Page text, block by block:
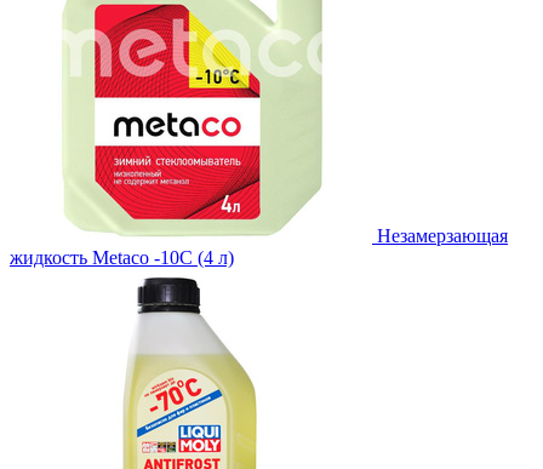
Незамерзающая
жидкость Metaco -10C (4 л)